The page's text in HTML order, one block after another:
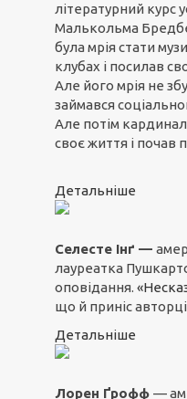
літературний курс
Малькольма
була мрія стати
клубах і посилав
Але його мрія не
займався
Але потім
своє життя і почав
Детальніше
Селесте Інґ —
лауреатка
оповідання.
що й приніс авторці
Детальніше
Лорен Ґрофф —